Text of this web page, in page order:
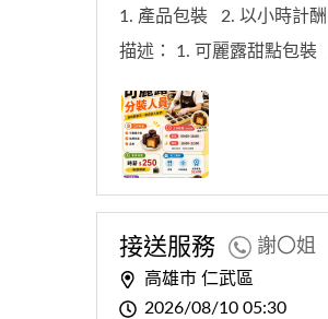
1. 產品包裝 2. 以小時計酬
描述： 1. 可麗露甜點包裝
接送服務 謝〇姐
高雄市 仁武區
2026/08/10 05:30